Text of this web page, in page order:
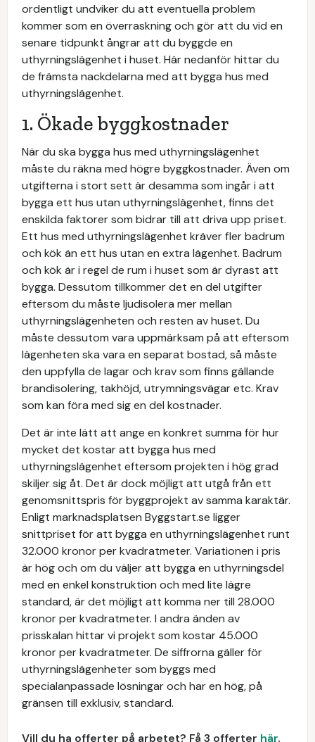
ordentligt undviker du att eventuella problem
kommer som en överraskning och gör att du vid en
senare tidpunkt ångrar att du byggde en
uthyrningslägenhet i huset. Här nedanför hittar du
de främsta nackdelarna med att bygga hus med
uthyrningslägenhet.
1. Ökade byggkostnader
När du ska bygga hus med uthyrningslägenhet
måste du räkna med högre byggkostnader. Även om
utgifterna i stort sett är desamma som ingår i att
bygga ett hus utan uthyrningslägenhet, finns det
enskilda faktorer som bidrar till att driva upp priset.
Ett hus med uthyrningslägenhet kräver fler badrum
och kök än ett hus utan en extra lägenhet. Badrum
och kök är i regel de rum i huset som är dyrast att
bygga. Dessutom tillkommer det en del utgifter
eftersom du måste ljudisolera mer mellan
uthyrningslägenheten och resten av huset. Du
måste dessutom vara uppmärksam på att eftersom
lägenheten ska vara en separat bostad, så måste
den uppfylla de lagar och krav som finns gällande
brandisolering, takhöjd, utrymningsvägar etc. Krav
som kan föra med sig en del kostnader.
Det är inte lätt att ange en konkret summa för hur
mycket det kostar att bygga hus med
uthyrningslägenhet eftersom projekten i hög grad
skiljer sig åt. Det är dock möjligt att utgå från ett
genomsnittspris för byggprojekt av samma karaktär.
Enligt marknadsplatsen Byggstart.se ligger
snittpriset för att bygga en uthyrningslägenhet runt
32.000 kronor per kvadratmeter. Variationen i pris
är hög och om du väljer att bygga en uthyrningsdel
med en enkel konstruktion och med lite lägre
standard, är det möjligt att komma ner till 28.000
kronor per kvadratmeter. I andra änden av
prisskalan hittar vi projekt som kostar 45.000
kronor per kvadratmeter. De siffrorna gäller för
uthyrningslägenheter som byggs med
specialanpassade lösningar och har en hög, på
gränsen till exklusiv, standard.
Vill du ha offerter på arbetet? Få 3 offerter här.